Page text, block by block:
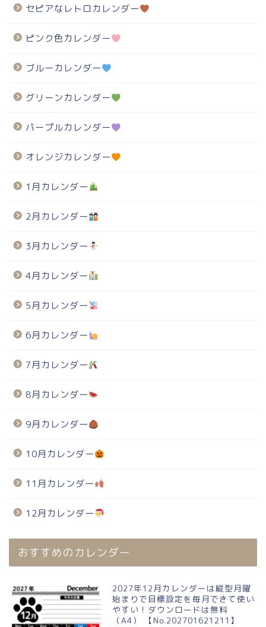
セピアなレトロカレンダー
ピンク色カレンダー
ブルーカレンダー
グリーンカレンダー
パープルカレンダー
オレンジカレンダー
1月カレンダー
2月カレンダー
3月カレンダー
4月カレンダー
5月カレンダー
6月カレンダー
7月カレンダー
8月カレンダー
9月カレンダー
10月カレンダー
11月カレンダー
12月カレンダー
おすすめのカレンダー
2027年12月カレンダーは縦型月曜
始まりで目標設定を毎月できて使い
やすい！ダウンロードは無料
（A4） 【No.202701621211】